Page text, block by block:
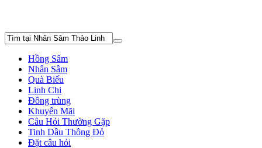
Hồng Sâm
Nhân Sâm
Quà Biếu
Linh Chi
Đông trùng
Khuyến Mãi
Câu Hỏi Thường Gặp
Tinh Dầu Thông Đỏ
Đặt câu hỏi